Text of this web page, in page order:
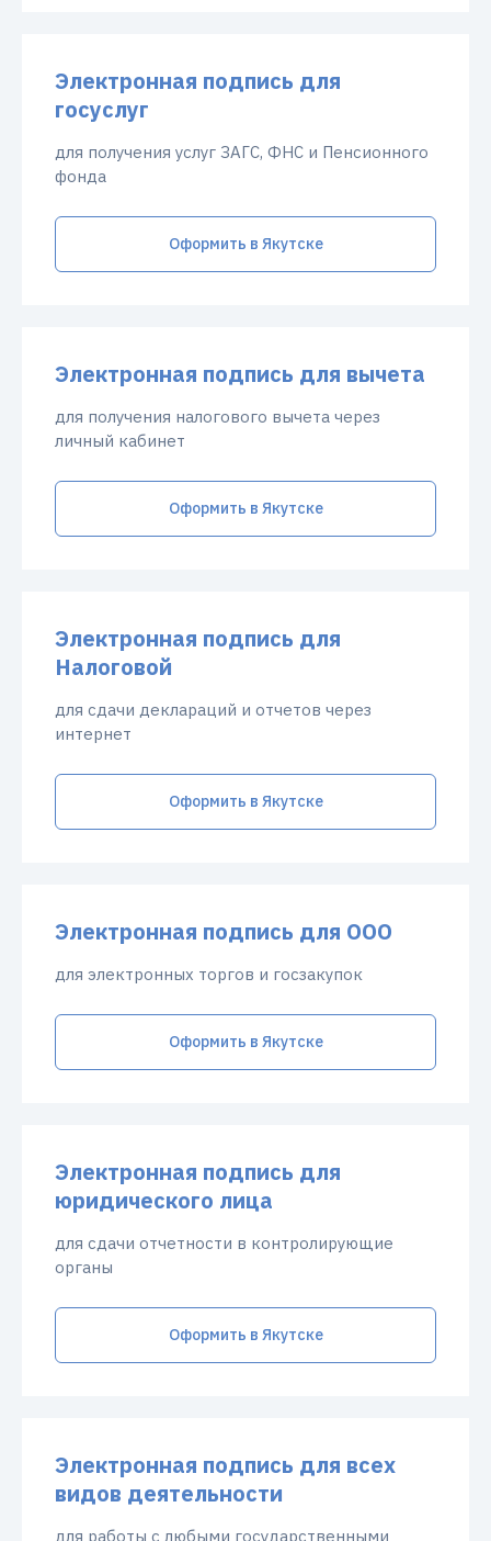
Электронная подпись для
госуслуг
для получения услуг ЗАГС, ФНС и Пенсионного
фонда
Оформить в Якутске
Электронная подпись для вычета
для получения налогового вычета через
личный кабинет
Оформить в Якутске
Электронная подпись для
Налоговой
для сдачи деклараций и отчетов через
интернет
Оформить в Якутске
Электронная подпись для ООО
для электронных торгов и госзакупок
Оформить в Якутске
Электронная подпись для
юридического лица
для сдачи отчетности в контролирующие
органы
Оформить в Якутске
Электронная подпись для всех
видов деятельности
для работы с любыми государственными